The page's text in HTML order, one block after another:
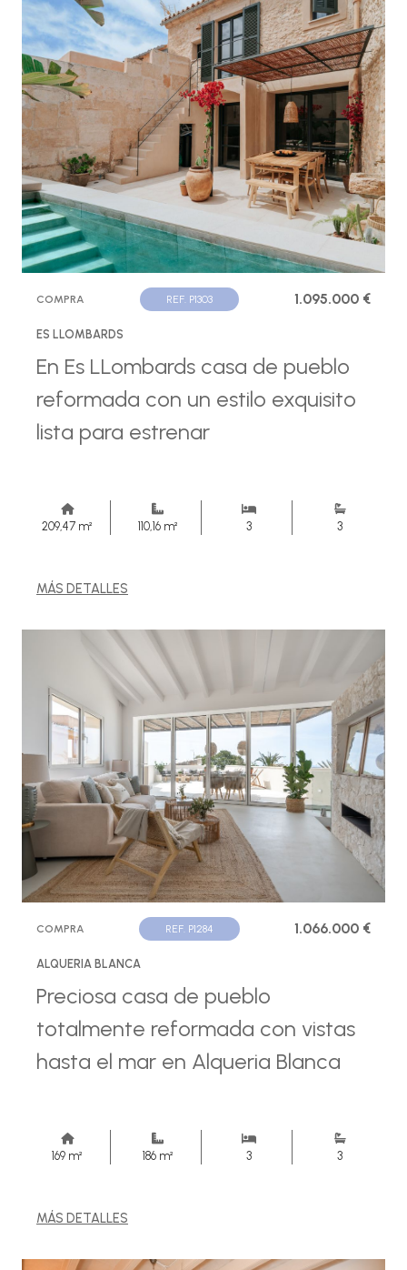
COMPRA REF. P1303 1.095.000 €
ES LLOMBARDS
En Es LLombards casa de pueblo
reformada con un estilo exquisito
lista para estrenar
209,47 m² 110,16 m² 3 3
MÁS DETALLES
COMPRA REF. P1284 1.066.000 €
ALQUERIA BLANCA
Preciosa casa de pueblo
totalmente reformada con vistas
hasta el mar en Alqueria Blanca
169 m² 186 m² 3 3
MÁS DETALLES